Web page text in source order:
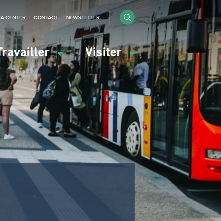
Visiter
CENTER CONTACT NEWSLETTER